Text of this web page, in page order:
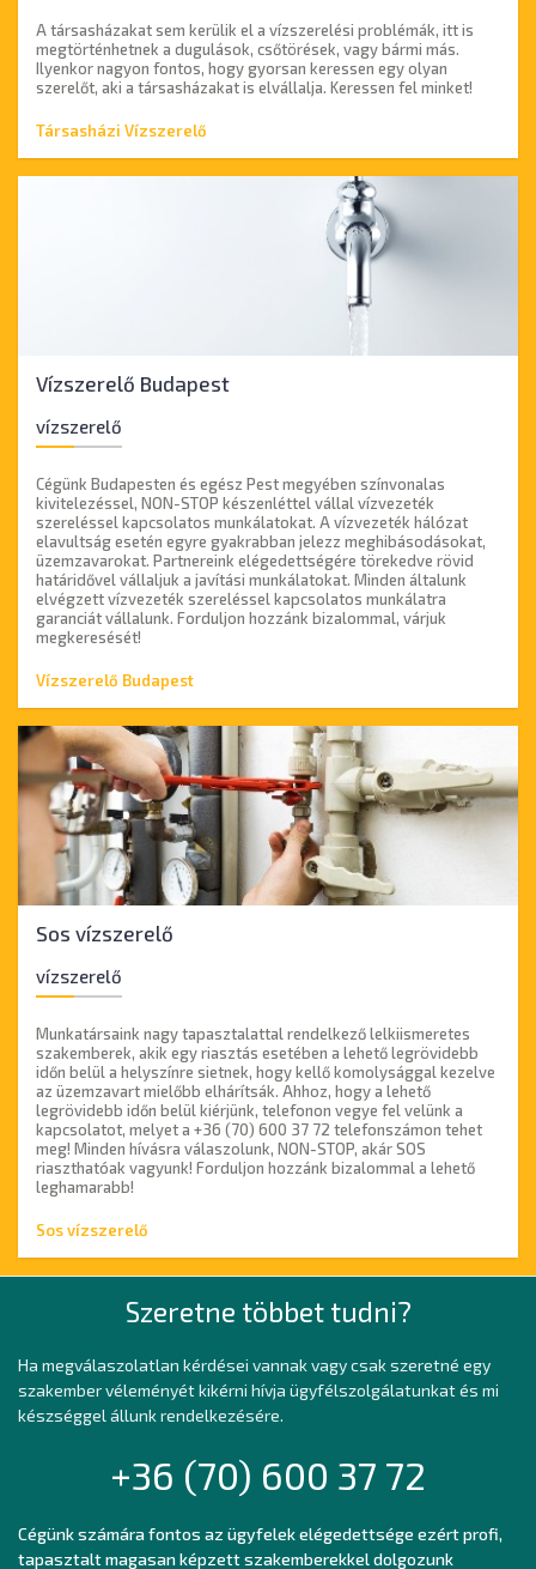
A társasházakat sem kerülik el a vízszerelési problémák, itt is
megtörténhetnek a dugulások, csőtörések, vagy bármi más.
Ilyenkor nagyon fontos, hogy gyorsan keressen egy olyan
szerelőt, aki a társasházakat is elvállalja. Keressen fel minket!
Társasházi Vízszerelő
Vízszerelő Budapest
vízszerelő
Cégünk Budapesten és egész Pest megyében színvonalas
kivitelezéssel, NON-STOP készenléttel vállal vízvezeték
szereléssel kapcsolatos munkálatokat. A vízvezeték hálózat
elavultság esetén egyre gyakrabban jelezz meghibásodásokat,
üzemzavarokat. Partnereink elégedettségére törekedve rövid
határidővel vállaljuk a javítási munkálatokat. Minden általunk
elvégzett vízvezeték szereléssel kapcsolatos munkálatra
garanciát vállalunk. Forduljon hozzánk bizalommal, várjuk
megkeresését!
Vízszerelő Budapest
Sos vízszerelő
vízszerelő
Munkatársaink nagy tapasztalattal rendelkező lelkiismeretes
szakemberek, akik egy riasztás esetében a lehető legrövidebb
időn belül a helyszínre sietnek, hogy kellő komolysággal kezelve
az üzemzavart mielőbb elhárítsák. Ahhoz, hogy a lehető
legrövidebb időn belül kiérjünk, telefonon vegye fel velünk a
kapcsolatot, melyet a +36 (70) 600 37 72 telefonszámon tehet
meg! Minden hívásra válaszolunk, NON-STOP, akár SOS
riaszthatóak vagyunk! Forduljon hozzánk bizalommal a lehető
leghamarabb!
Sos vízszerelő
Szeretne többet tudni?
Ha megválaszolatlan kérdései vannak vagy csak szeretné egy
szakember véleményét kikérni hívja ügyfélszolgálatunkat és mi
készséggel állunk rendelkezésére.
+36 (70) 600 37 72
Cégünk számára fontos az ügyfelek elégedettsége ezért profi,
tapasztalt magasan képzett szakemberekkel dolgozunk